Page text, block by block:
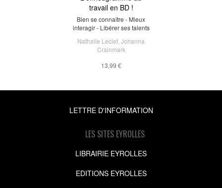
travail en BD !
Bien se connaître - Mieux
interagir - Libérer ses talents
Nathalie Leclef Johanna
Crainmark
13,99 €
LETTRE D'INFORMATION
LES SITES EYROLLES
LIBRAIRIE EYROLLES
EDITIONS EYROLLES